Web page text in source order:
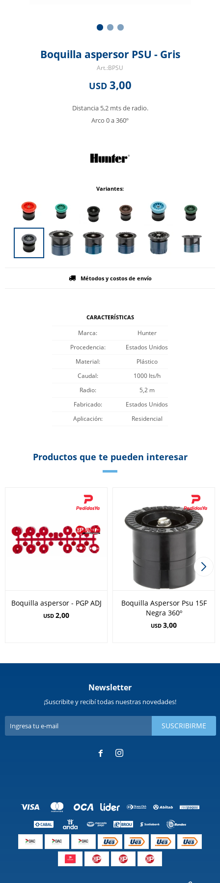
Boquilla aspersor PSU - Gris
BPSU
USD 3,00
Distancia 5,2 mts de radio.
Arco 0 a 360º
Variantes:
Métodos y costos de envío
CARACTERÍSTICAS
Marca
Hunter
Procedencia
Estados Unidos
Material
Plástico
Caudal
1000 lts/h
Radio
5,2 m
Fabricado
Estados Unidos
Aplicación
Residencial
Productos que te pueden interesar
Boquilla aspersor - PGP ADJ
USD 2,00
Boquilla Aspersor Psu 15F
Negra 360º
USD 3,00
Newsletter
¡Suscribite y recibí todas nuestras novedades!
SUSCRIBIRME
 